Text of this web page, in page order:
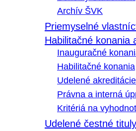
Archív ŠVK
Priemyselné
Habilitačné konania
Inauguračné
Habilitačné konania
Udelené
Právna a interná
Kritériá na
Udelené čestné tituly